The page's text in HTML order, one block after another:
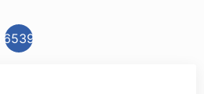
6539